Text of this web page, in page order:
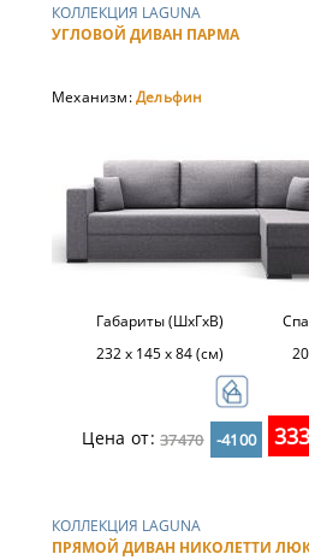
КОЛЛЕКЦИЯ LAGUNA
УГЛОВОЙ ДИВАН ПАРМА
Механизм:Дельфин
Габариты (ШхГхВ)
232 х 145 х 84 (см)
Цена от:37470 -4100
КОЛЛЕКЦИЯ LAGUNA
ПРЯМОЙ ДИВАН НИКОЛЕТТИ